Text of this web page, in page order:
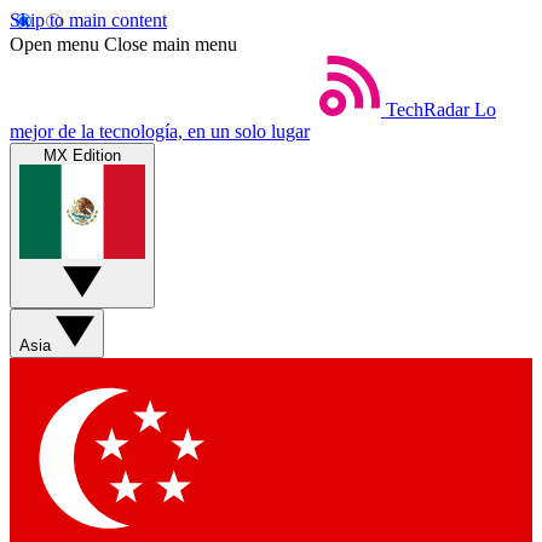
Skip to main content
Open menu Close main menu
TechRadar Lo
mejor de la tecnología, en un solo lugar
MX Edition
Asia